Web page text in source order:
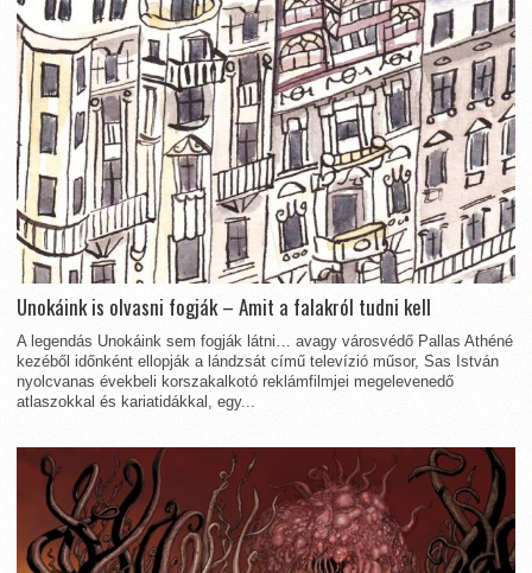
Unokáink is olvasni fogják – Amit a falakról tudni kell
A legendás Unokáink sem fogják látni… avagy városvédő Pallas Athéné
kezéből időnként ellopják a lándzsát című televízió műsor, Sas István
nyolcvanas évekbeli korszakalkotó reklámfilmjei megelevenedő
atlaszokkal és kariatidákkal, egy...